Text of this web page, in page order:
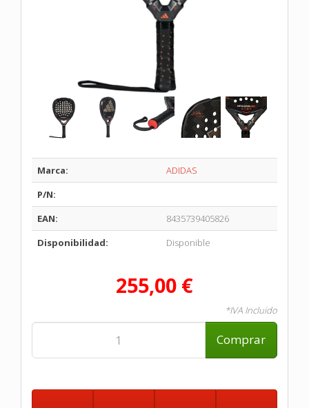
Marca:
ADIDAS
P/N:
EAN:
8435739405826
Disponibilidad:
Disponible
255,00 €
*IVA Incluido
Comprar